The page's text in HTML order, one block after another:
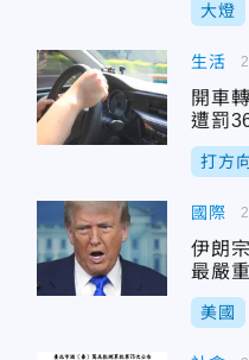
大燈
生活
開車
遭罰
打方
國際
伊朗
最嚴
美國